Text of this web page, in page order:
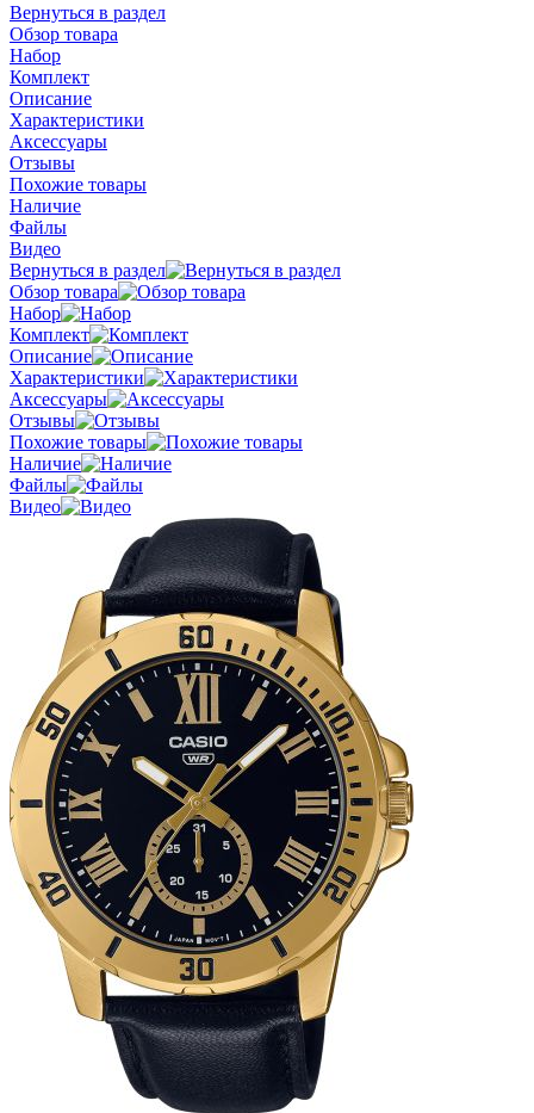
Вернуться в раздел
Обзор товара
Набор
Комплект
Описание
Характеристики
Аксессуары
Отзывы
Похожие товары
Наличие
Файлы
Видео
Вернуться в раздел
Обзор товара
Набор
Комплект
Описание
Характеристики
Аксессуары
Отзывы
Похожие товары
Наличие
Файлы
Видео